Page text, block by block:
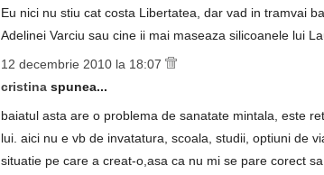
Eu nici nu stiu cat costa Libertatea, dar vad in tramvai
Adelinei Varciu sau cine ii mai maseaza silicoanele lui
12 decembrie 2010 la 18:07
cristina spunea...
baiatul asta are o problema de sanatate mintala, este
lui. aici nu e vb de invatatura, scoala, studii, optiuni de
situatie pe care a creat-o,asa ca nu mi se pare corect